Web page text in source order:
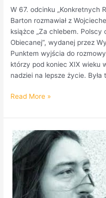
W 67. odcinku „Konkretnych
Barton rozmawiał z
książce „Za chlebem. Polscy
Obiecanej”, wydanej przez
Punktem wyjścia do
którzy pod koniec XIX wieku
nadziei na lepsze życie.
Read More »
Wojciech
Lada
ponownie
w
magazynie
KROK.